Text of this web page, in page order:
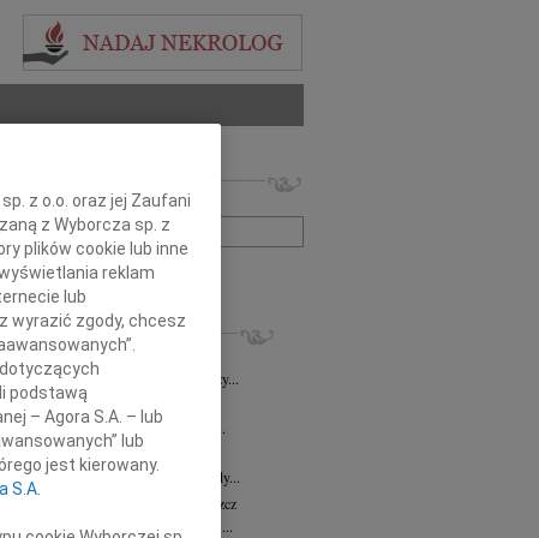
lub numer ogłoszenia:
+ szukanie zaawansowane
Bydgoszcz
Kramkowskiej wraz z Rodziną wyrazy...
Bydgoszcz
Stanisławskiej oraz Jej Najbliższym...
Bydgoszcz
Skwierzyńskiej Członkini Rady...
Ostoja-Zagórski
Bydgoszcz
smutkiem żegnamy prof. dr. hab....
z o.o. oraz jej Zaufani
z Wyborcza sp. z
plików cookie lub inne
reklam
lub
wyrazić zgody, chcesz
podstawą
– Agora S.A. – lub
lub
jest kierowany.
S.A.